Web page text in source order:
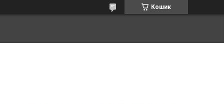
Кошик